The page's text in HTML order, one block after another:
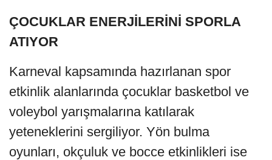
ÇOCUKLAR ENERJİLERİNİ SPORLA
ATIYOR
Karneval kapsamında hazırlanan spor
etkinlik alanlarında çocuklar basketbol ve
voleybol yarışmalarına katılarak
yeteneklerini sergiliyor. Yön bulma
oyunları, okçuluk ve bocce etkinlikleri ise